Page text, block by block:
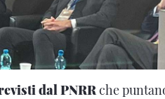
dal PNRR che